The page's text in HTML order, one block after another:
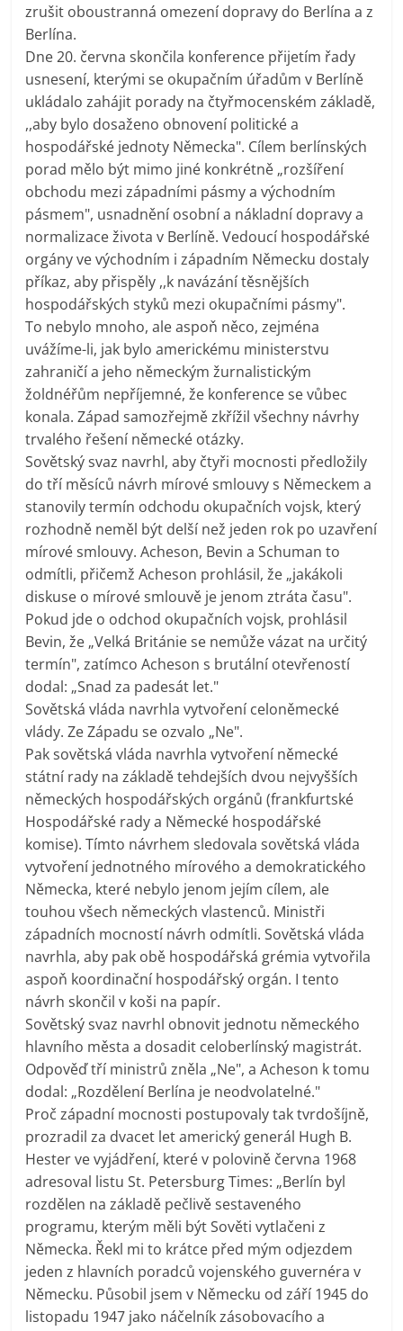
zrušit oboustranná omezení dopravy do Berlína a z
Berlína.
Dne 20. června skončila konference přijetím řady
usnesení, kterými se okupačním úřadům v Berlíně
ukládalo zahájit porady na čtyřmocenském základě,
,,aby bylo dosaženo obnovení politické a
hospodářské jednoty Německa". Cílem berlínských
porad mělo být mimo jiné konkrétně „rozšíření
obchodu mezi západními pásmy a východním
pásmem", usnadnění osobní a nákladní dopravy a
normalizace života v Berlíně. Vedoucí hospodářské
orgány ve východním i západním Německu dostaly
příkaz, aby přispěly ,,k navázání těsnějších
hospodářských styků mezi okupačními pásmy".
To nebylo mnoho, ale aspoň něco, zejména
uvážíme-li, jak bylo americkému ministerstvu
zahraničí a jeho německým žurnalistickým
žoldnéřům nepříjemné, že konference se vůbec
konala. Západ samozřejmě zkřížil všechny návrhy
trvalého řešení německé otázky.
Sovětský svaz navrhl, aby čtyři mocnosti předložily
do tří měsíců návrh mírové smlouvy s Německem a
stanovily termín odchodu okupačních vojsk, který
rozhodně neměl být delší než jeden rok po uzavření
mírové smlouvy. Acheson, Bevin a Schuman to
odmítli, přičemž Acheson prohlásil, že „jakákoli
diskuse o mírové smlouvě je jenom ztráta času".
Pokud jde o odchod okupačních vojsk, prohlásil
Bevin, že „Velká Británie se nemůže vázat na určitý
termín", zatímco Acheson s brutální otevřeností
dodal: „Snad za padesát let."
Sovětská vláda navrhla vytvoření celoněmecké
vlády. Ze Západu se ozvalo „Ne".
Pak sovětská vláda navrhla vytvoření německé
státní rady na základě tehdejších dvou nejvyšších
německých hospodářských orgánů (frankfurtské
Hospodářské rady a Německé hospodářské
komise). Tímto návrhem sledovala sovětská vláda
vytvoření jednotného mírového a demokratického
Německa, které nebylo jenom jejím cílem, ale
touhou všech německých vlastenců. Ministři
západních mocností návrh odmítli. Sovětská vláda
navrhla, aby pak obě hospodářská grémia vytvořila
aspoň koordinační hospodářský orgán. I tento
návrh skončil v koši na papír.
Sovětský svaz navrhl obnovit jednotu německého
hlavního města a dosadit celoberlínský magistrát.
Odpověď tří ministrů zněla „Ne", a Acheson k tomu
dodal: „Rozdělení Berlína je neodvolatelné."
Proč západní mocnosti postupovaly tak tvrdošíjně,
prozradil za dvacet let americký generál Hugh B.
Hester ve vyjádření, které v polovině června 1968
adresoval listu St. Petersburg Times: „Berlín byl
rozdělen na základě pečlivě sestaveného
programu, kterým měli být Sověti vytlačeni z
Německa. Řekl mi to krátce před mým odjezdem
jeden z hlavních poradců vojenského guvernéra v
Německu. Působil jsem v Německu od září 1945 do
listopadu 1947 jako náčelník zásobovacího a